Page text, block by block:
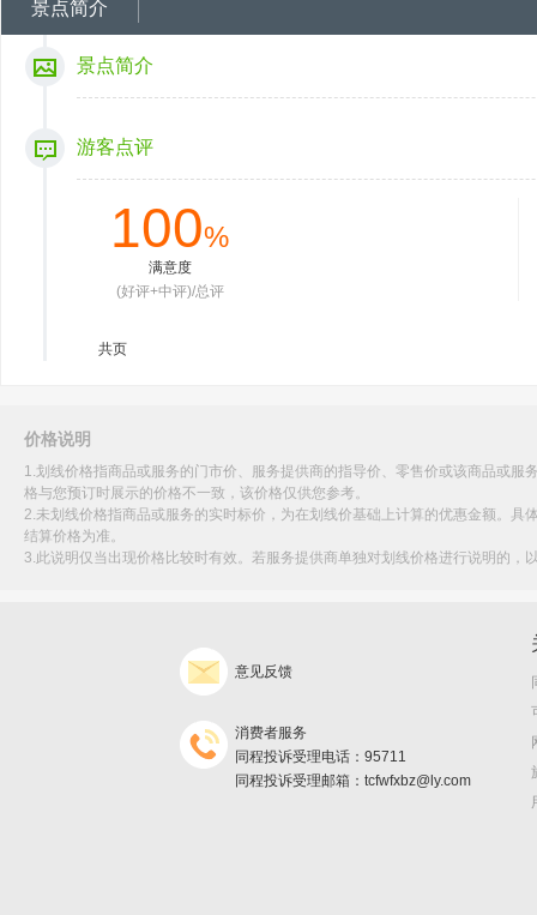
景点简介
景点简介
游客点评
100%
满意度
(好评+中评)/总评
共页
价格说明
1.划线价格指商品或服务的门市价、服务提供商的指导价、零售价或该商品或
格与您预订时展示的价格不一致，该价格仅供您参考。
2.未划线价格指商品或服务的实时标价，为在划线价基础上计算的优惠金额。
结算价格为准。
3.此说明仅当出现价格比较时有效。若服务提供商单独对划线价格进行说明的
意见反馈
消费者服务
同程投诉受理电话：95711
同程投诉受理邮箱：tcfwfxbz@ly.com